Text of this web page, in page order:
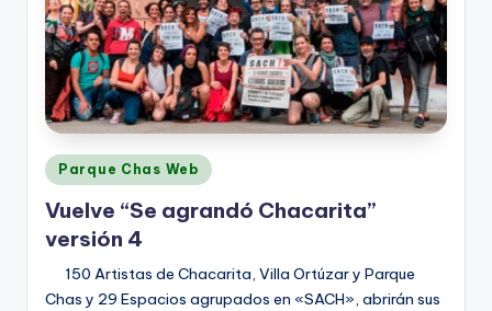
Posted
in
Parque Chas Web
Vuelve “Se agrandó Chacarita”
versión 4
150 Artistas de Chacarita, Villa Ortúzar y Parque
Chas y 29 Espacios agrupados en «SACH», abrirán sus